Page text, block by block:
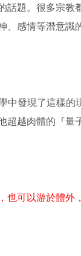
話題。很多宗
感情等潛意識
中發現了這樣
超越肉體的『
可以游於體外